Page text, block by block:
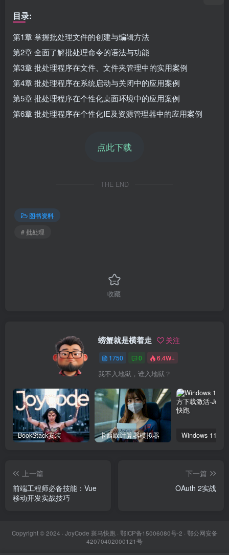
目录:
第1章 掌握批处理文件的创建与编辑方法
第2章 全面了解批处理命令的语法与功能
第3章 批处理程序在文件、文件夹管理中的实用案例
第4章 批处理程序在系统启动与关闭中的应用案例
第5章 批处理程序在个性化桌面环境中的应用案例
第6章 批处理程序在个性化IE及资源管理器中的应用案例
点此下载
THE END
图书资料
# 批处理
收藏
螃蟹就是横着走 关注
1750 0 6.4W+
我不入地狱，谁入地狱？
BookStack安装 卡西欧计算器模拟器
上一篇
前端工程师必备技能：Vue
移动开发实战技巧
下一篇
OAuth 2实战
Copyright © 2024 · JoyCode 斑马快跑· 鄂ICP备15006080号-2 · 鄂公网安备
42070402000121号